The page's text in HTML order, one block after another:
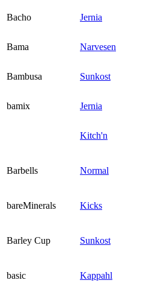
Bacho Jernia
Bama
Narvesen
Bambusa Sunkost
bamix
Jernia
Kitch'n
Barbells Normal
bareMinerals Kicks
Barley Cup Sunkost
basic Kappahl